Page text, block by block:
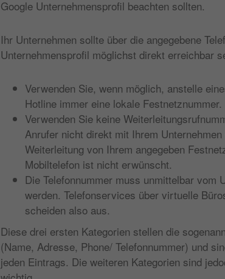
Google Unternehmensprofil beachten sollten.
Ihr Unternehmen sollte über die angegebene
Unternehmensprofil möglichst direkt erreichbar
Verwenden Sie, wenn möglich, anstelle
Hotline immer eine lokale Festnetznummer.
Verwenden Sie keine
Anrufer nicht direkt mit Ihrem
Weiterleitung von Ihrem angegeben
Mobiltelefon ist nicht erwünscht.
Die Telefonnummer muss unmittelbar vom
werden. Telefonservices über virtuelle
scheiden also aus.
Diese drei ersten Kategorien stellen die
(Name, Adresse, Phone/ Telefonnummer) und
jeden Eintrags. Die weiteren Kategorien sind